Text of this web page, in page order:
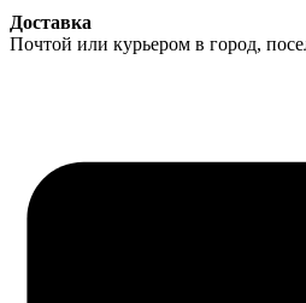
Доставка
Почтой или курьером в город,